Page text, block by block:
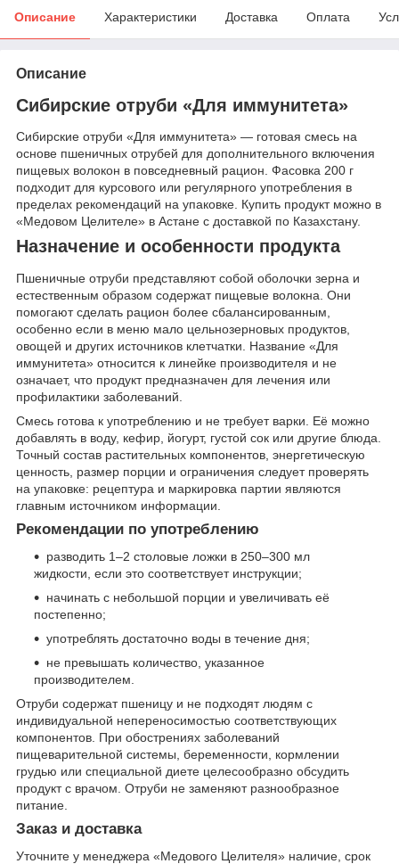
Описание Характеристики Доставка Оплата
Описание
Сибирские отруби «Для иммунитета»
Сибирские отруби «Для иммунитета» — готовая смесь на
основе пшеничных отрубей для дополнительного включения
пищевых волокон в повседневный рацион. Фасовка 200 г
подходит для курсового или регулярного употребления в
пределах рекомендаций на упаковке. Купить продукт можно в
«Медовом Целителе» в Астане с доставкой по Казахстану.
Назначение и особенности продукта
Пшеничные отруби представляют собой оболочки зерна и
естественным образом содержат пищевые волокна. Они
помогают сделать рацион более сбалансированным,
особенно если в меню мало цельнозерновых продуктов,
овощей и других источников клетчатки. Название «Для
иммунитета» относится к линейке производителя и не
означает, что продукт предназначен для лечения или
профилактики заболеваний.
Смесь готова к употреблению и не требует варки. Её можно
добавлять в воду, кефир, йогурт, густой сок или другие блюда.
Точный состав растительных компонентов, энергетическую
ценность, размер порции и ограничения следует проверять
на упаковке: рецептура и маркировка партии являются
главным источником информации.
Рекомендации по употреблению
разводить 1–2 столовые ложки в 250–300 мл
жидкости, если это соответствует инструкции;
начинать с небольшой порции и увеличивать её
постепенно;
употреблять достаточно воды в течение дня;
не превышать количество, указанное
производителем.
Отруби содержат пшеницу и не подходят людям с
индивидуальной непереносимостью соответствующих
компонентов. При обострениях заболеваний
пищеварительной системы, беременности, кормлении
грудью или специальной диете целесообразно обсудить
продукт с врачом. Отруби не заменяют разнообразное
питание.
Заказ и доставка
Уточните у менеджера «Медового Целителя» наличие, срок